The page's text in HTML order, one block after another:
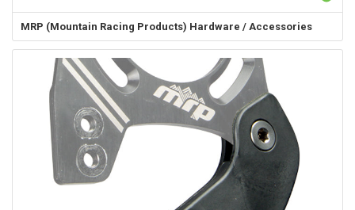
MRP (Mountain Racing Products) Hardware / Accessories